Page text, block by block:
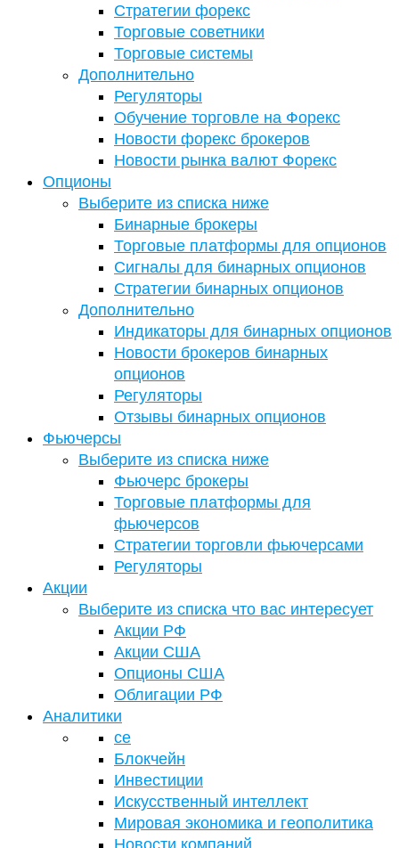
Стратегии форекс
Торговые советники
Торговые системы
Дополнительно
Регуляторы
Обучение торговле на Форекс
Новости форекс брокеров
Новости рынка валют Форекс
Опционы
Выберите из списка ниже
Бинарные брокеры
Торговые платформы для опционов
Сигналы для бинарных опционов
Стратегии бинарных опционов
Дополнительно
Индикаторы для бинарных опционов
Новости брокеров бинарных
опционов
Регуляторы
Отзывы бинарных опционов
Фьючерсы
Выберите из списка ниже
Фьючерс брокеры
Торговые платформы для
фьючерсов
Стратегии торговли фьючерсами
Регуляторы
Акции
Выберите из списка что вас интересует
Акции РФ
Акции США
Опционы США
Облигации РФ
Аналитики
се
Блокчейн
Инвестиции
Искусственный интеллект
Мировая экономика и геополитика